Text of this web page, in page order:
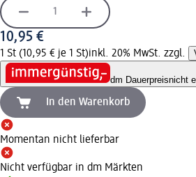
10,95 €
1 St (10,95 € je 1 St)inkl. 20% MwSt. zzgl.
dm Dauerpreisnicht
In den Warenkorb
Momentan nicht lieferbar
Nicht verfügbar in dm Märkten